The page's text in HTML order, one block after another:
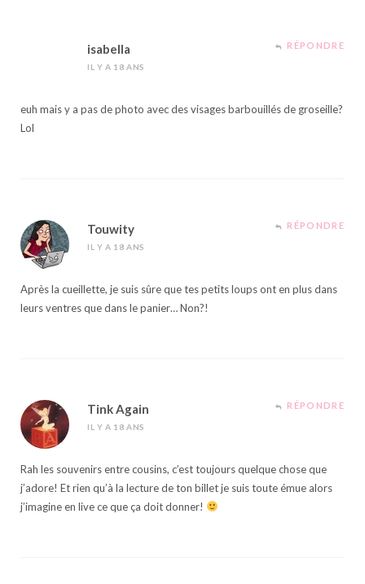
isabella
IL Y A 18 ANS
RÉPONDRE
euh mais y a pas de photo avec des visages barbouillés de groseille?
Lol
Touwity
IL Y A 18 ANS
RÉPONDRE
Après la cueillette, je suis sûre que tes petits loups ont en plus dans
leurs ventres que dans le panier… Non?!
Tink Again
IL Y A 18 ANS
RÉPONDRE
Rah les souvenirs entre cousins, c’est toujours quelque chose que
j’adore! Et rien qu’à la lecture de ton billet je suis toute émue alors
j’imagine en live ce que ça doit donner!